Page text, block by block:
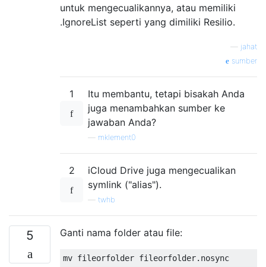
untuk mengecualikannya, atau memiliki
.IgnoreList seperti yang dimiliki Resilio.
jahat
sumber
1
Itu membantu, tetapi bisakah Anda
juga menambahkan sumber ke
jawaban Anda?
mklement0
2
iCloud Drive juga mengecualikan
symlink ("alias").
twhb
5 Ganti nama folder atau file: